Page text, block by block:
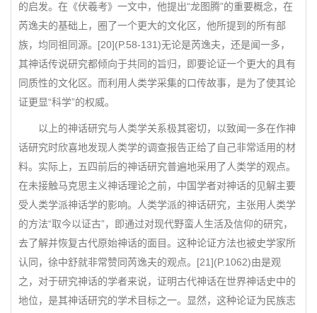
的启发。在《伏羲考》一文中，他提出“龙图腾”的重要概念，在
芮逸夫的基础上，圈了一个更大的文化区，他所提到的所有部
族，均同祖同源。[20](P.58-131)无论是芮逸夫，还是闻一多，
其神话传说研究都倾向于共同的旨归，即要论证一个更大的具有
同质性的文化区。而利用人类学采集的口传故事，是为了使其论
证更显“科学”的权威。
以上的神话研究与人类学关系极其密切，以致闻一多在作神
话研究时欣喜地发现人类学的调查报告正给了自己非常适用的材
料。实际上，五四前后的神话研究普遍地采用了人类学的观点。
在未接触马克思主义神话理论之前，中国学者对神话的见解主要
受人类学派神话学的影响。人类学派的神话研究，主张用人类学
的方法“取今以证古”，即通过对现代野蛮人生活及信仰的研究，
去了解并恢复古代原始神话的面目。这种论证方法也被史学家所
认同，徐中舒就非常赞同芮逸夫的观点。[21](P.1062)由是观
之，对于研究神话的学者来说，证明古代神话在世界神话史中的
地位，是其神话研究的学术目标之一。显然，这种论证为民族志